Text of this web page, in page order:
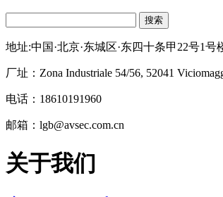
搜索
地址:中国·北京·东城区·东四十条甲22号1号
厂址： Zona Industriale 54/56, 52041
电话：18610191960
邮箱：lgb@avsec.com.cn
关于我们